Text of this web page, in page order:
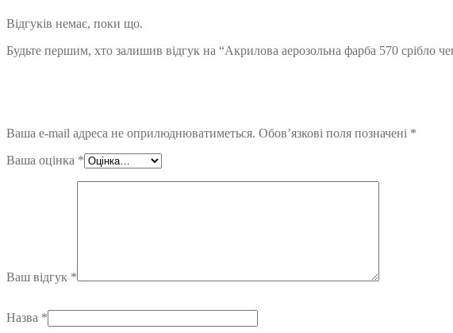
Відгуків немає, поки що.
Будьте першим, хто залишив відгук на “Акрилова аерозольна фарба 570 срібло
Ваша e-mail адреса не оприлюднюватиметься. Обов’язкові поля позначені *
Ваша оцінка *
Ваш відгук *
Назва *